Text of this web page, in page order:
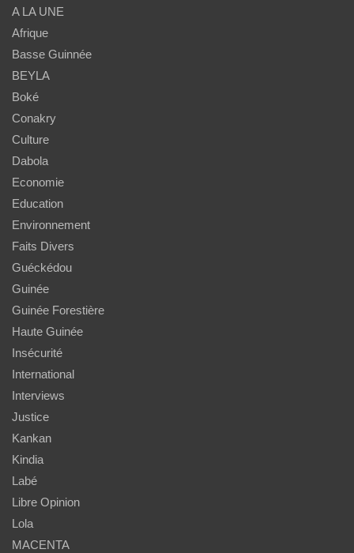
A LA UNE
Afrique
Basse Guinnée
BEYLA
Boké
Conakry
Culture
Dabola
Economie
Education
Environnement
Faits Divers
Guéckédou
Guinée
Guinée Forestière
Haute Guinée
Insécurité
International
Interviews
Justice
Kankan
Kindia
Labé
Libre Opinion
Lola
MACENTA